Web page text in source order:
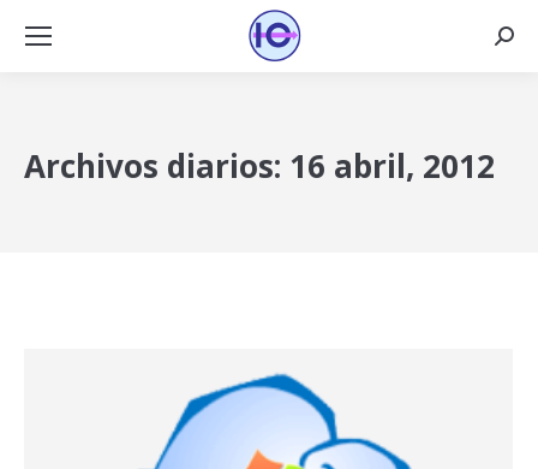
Archivos diarios: 16 abril, 2012